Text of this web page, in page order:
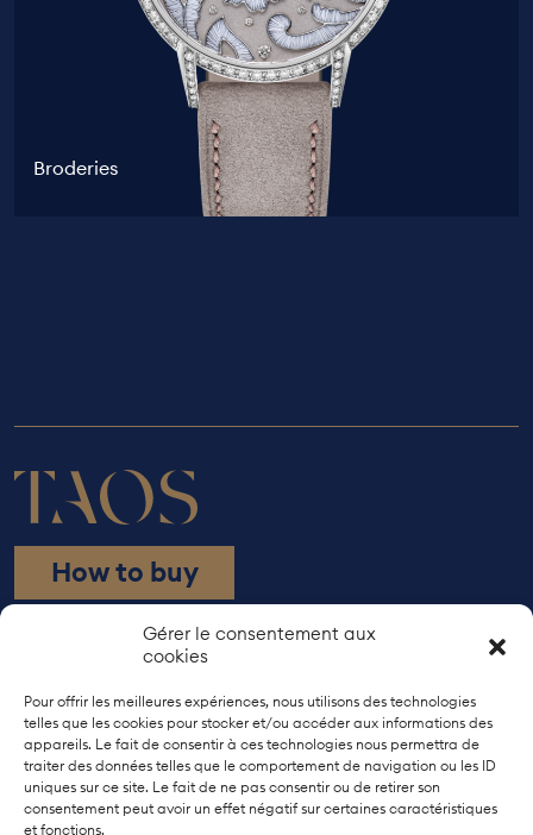
Gérer le consentement aux
cookies
Pour offrir les meilleures expériences, nous utilisons des technologies
telles que les cookies pour stocker et/ou accéder aux informations des
appareils. Le fait de consentir à ces technologies nous permettra de
traiter des données telles que le comportement de navigation ou les ID
uniques sur ce site. Le fait de ne pas consentir ou de retirer son
consentement peut avoir un effet négatif sur certaines caractéristiques
et fonctions.
Broderies
How to buy
Rue de Bourgogne 21
+41 22 737 38 10
Models
The artisans
About us